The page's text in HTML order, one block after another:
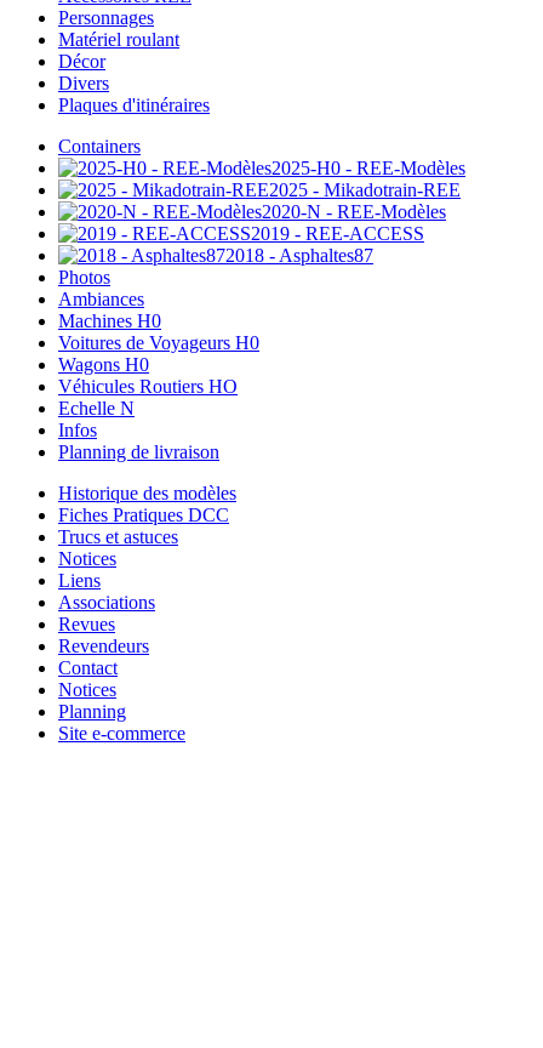
Personnages
Matériel roulant
Décor
Divers
Plaques d'itinéraires
Containers
2025-H0 - REE-Modèles
2025 - Mikadotrain-REE
2020-N - REE-Modèles
2019 - REE-ACCESS
2018 - Asphaltes87
Photos
Ambiances
Machines H0
Voitures de Voyageurs H0
Wagons H0
Véhicules Routiers HO
Echelle N
Infos
Planning de livraison
Historique des modèles
Fiches Pratiques DCC
Trucs et astuces
Notices
Liens
Associations
Revues
Revendeurs
Contact
Notices
Planning
Site e-commerce